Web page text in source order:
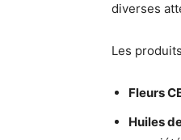
diverses
Les
Fleurs
Huiles